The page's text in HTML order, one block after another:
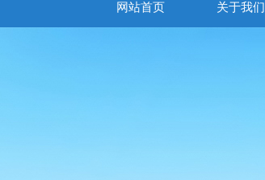
网站首页 关于我们